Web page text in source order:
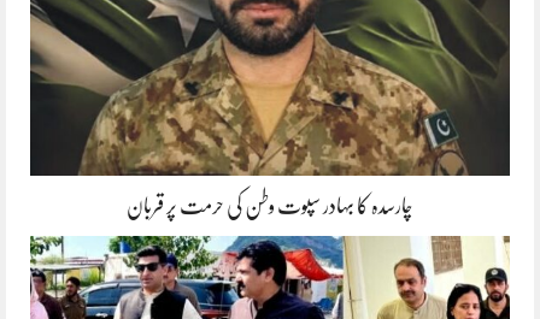
چارسدہ کا بہادر سپوت وطن کی حرمت پر قربان